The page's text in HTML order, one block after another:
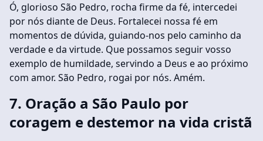
Ó, glorioso São Pedro, rocha firme da fé, intercedei
por nós diante de Deus. Fortalecei nossa fé em
momentos de dúvida, guiando-nos pelo caminho da
verdade e da virtude. Que possamos seguir vosso
exemplo de humildade, servindo a Deus e ao próximo
com amor. São Pedro, rogai por nós. Amém.
7. Oração a São Paulo por
coragem e destemor na vida cristã